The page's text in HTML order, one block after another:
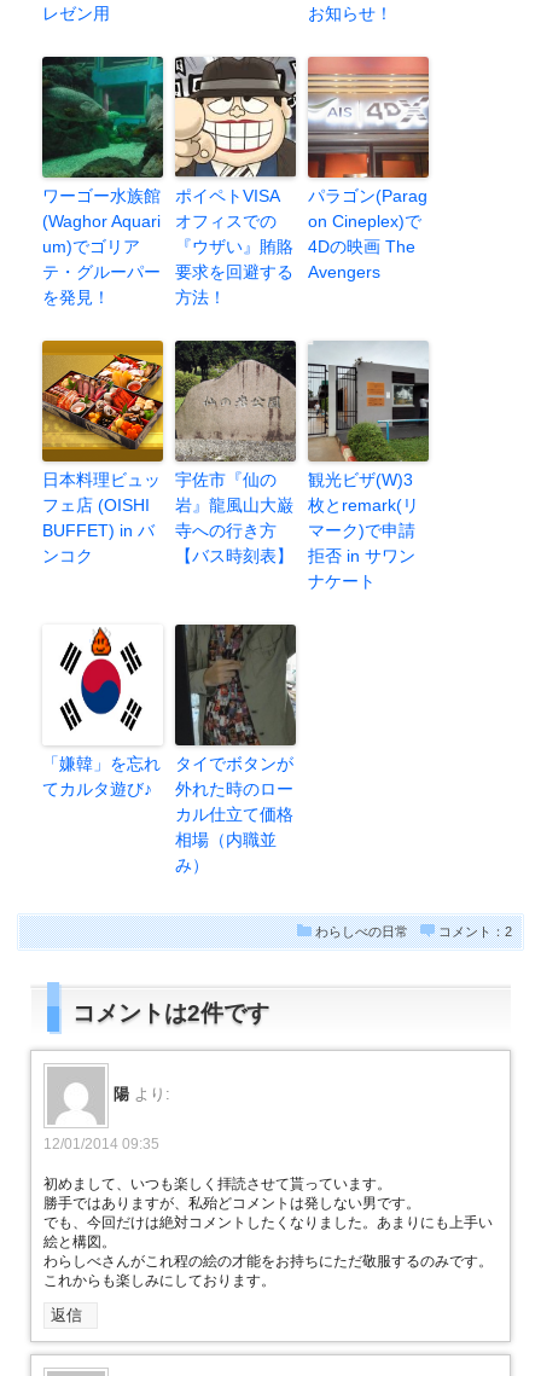
レゼン用
お知らせ！
ワーゴー水族館
(Waghor Aquari
um)でゴリア
テ・グルーパー
を発見！
ポイペトVISA
オフィスでの
『ウザい』賄賂
要求を回避する
方法！
パラゴン(Parag
on Cineplex)で
4Dの映画 The
Avengers
日本料理ビュッ
フェ店 (OISHI
BUFFET) in バ
ンコク
宇佐市『仙の
岩』龍風山大巌
寺への行き方
【バス時刻表】
観光ビザ(W)3
枚とremark(リ
マーク)で申請
拒否 in サワン
ナケート
「嫌韓」を忘れ
てカルタ遊び♪
タイでボタンが
外れた時のロー
カル仕立て価格
相場（内職並
み）
わらしべの日常 コメント：2
コメントは2件です
陽 より:
12/01/2014 09:35
初めまして、いつも楽しく拝読させて貰っています。
勝手ではありますが、私殆どコメントは発しない男です。
でも、今回だけは絶対コメントしたくなりました。あまりにも上手い
絵と構図。
わらしべさんがこれ程の絵の才能をお持ちにただ敬服するのみです。
これからも楽しみにしております。
返信